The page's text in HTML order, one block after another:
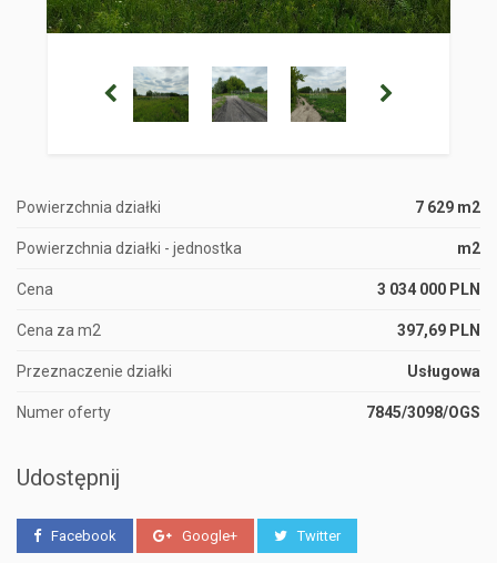
Powierzchnia działki 7 629 m2
Powierzchnia działki - jednostka m2
Cena 3 034 000 PLN
Cena za m2 397,69 PLN
Przeznaczenie działki Usługowa
Numer oferty 7845/3098/OGS
Udostępnij
Facebook Google+ Twitter